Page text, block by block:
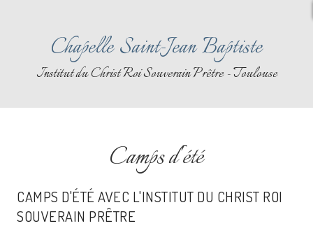
Chapelle Saint-Jean Baptiste
Institut du Christ Roi Souverain Prêtre - Toulouse
Camps d'été
CAMPS D'ÉTÉ AVEC L'INSTITUT DU CHRIST ROI
SOUVERAIN PRÊTRE